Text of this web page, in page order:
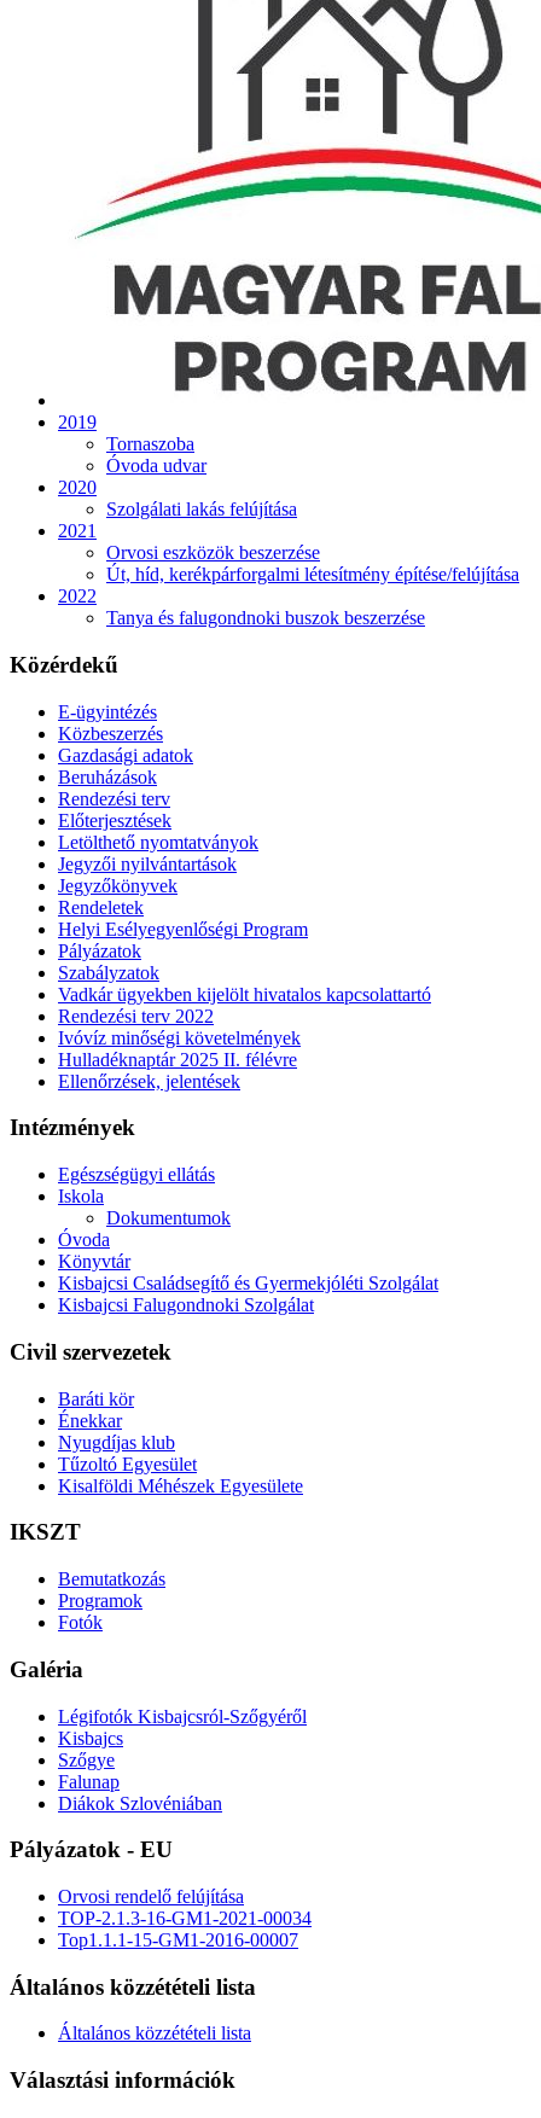
2019
Tornaszoba
Óvoda udvar
2020
Szolgálati lakás felújítása
2021
Orvosi eszközök beszerzése
Út, híd, kerékpárforgalmi létesítmény építése/felújítása
2022
Tanya és falugondnoki buszok beszerzése
Közérdekű
E-ügyintézés
Közbeszerzés
Gazdasági adatok
Beruházások
Rendezési terv
Előterjesztések
Letölthető nyomtatványok
Jegyzői nyilvántartások
Jegyzőkönyvek
Rendeletek
Helyi Esélyegyenlőségi Program
Pályázatok
Szabályzatok
Vadkár ügyekben kijelölt hivatalos kapcsolattartó
Rendezési terv 2022
Ivóvíz minőségi követelmények
Hulladéknaptár 2025 II. félévre
Ellenőrzések, jelentések
Intézmények
Egészségügyi ellátás
Iskola
Dokumentumok
Óvoda
Könyvtár
Kisbajcsi Családsegítő és Gyermekjóléti Szolgálat
Kisbajcsi Falugondnoki Szolgálat
Civil szervezetek
Baráti kör
Énekkar
Nyugdíjas klub
Tűzoltó Egyesület
Kisalföldi Méhészek Egyesülete
IKSZT
Bemutatkozás
Programok
Fotók
Galéria
Légifotók Kisbajcsról-Szőgyéről
Kisbajcs
Szőgye
Falunap
Diákok Szlovéniában
Pályázatok - EU
Orvosi rendelő felújítása
TOP-2.1.3-16-GM1-2021-00034
Top1.1.1-15-GM1-2016-00007
Általános közzétételi lista
Általános közzétételi lista
Választási információk